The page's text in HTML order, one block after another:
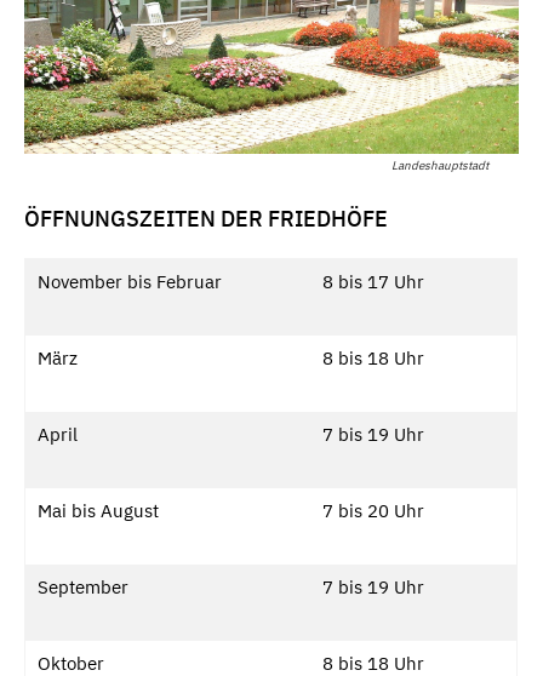
Landeshauptstadt
ÖFFNUNGSZEITEN DER FRIEDHÖFE
November bis Februar 8 bis 17 Uhr
März 8 bis 18 Uhr
April 7 bis 19 Uhr
Mai bis August 7 bis 20 Uhr
September 7 bis 19 Uhr
Oktober 8 bis 18 Uhr